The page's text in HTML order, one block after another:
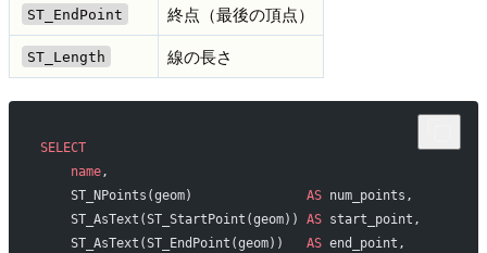
ST_EndPoint 終点（最後の頂点）
ST_Length 線の長さ
SELECT
    name
,
    ST_NPoints(geom)
AS num_points,
    ST_AsText(ST_StartPoint(geom))
AS start_point,
    ST_AsText(ST_EndPoint(geom))
AS end_point,